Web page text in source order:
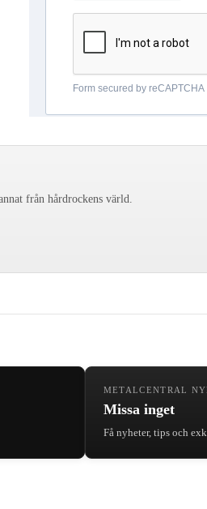
från hårdrockens värld.
METALCENTRAL
Missa inget
Få nyheter, tips och